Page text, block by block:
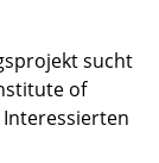
sucht
of